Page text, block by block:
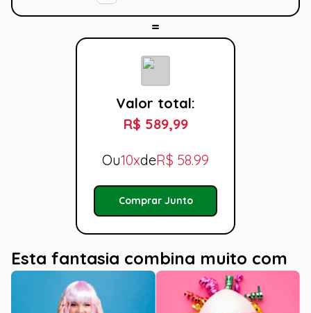
Valor total:
R$ 589,99
Ou10xdeR$ 58.99
Comprar Junto
Esta fantasia combina muito com